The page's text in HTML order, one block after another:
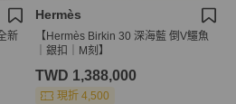
新
Hermès
【Hermès Birkin 30 深海藍 倒V鱷魚
｜銀扣｜M刻】
TWD 1,388,000
現折 4,500